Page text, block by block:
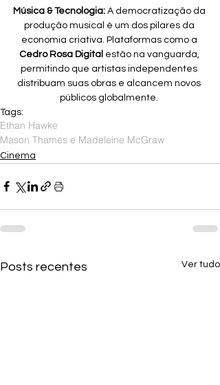
Música & Tecnologia: A democratização da
produção musical é um dos pilares da
economia criativa. Plataformas como a
Cedro Rosa Digital estão na vanguarda,
permitindo que artistas independentes
distribuam suas obras e alcancem novos
públicos globalmente.
Tags:
Ethan Hawke
Mason Thames e Madeleine McGraw
Cinema
Posts recentes Ver tudo